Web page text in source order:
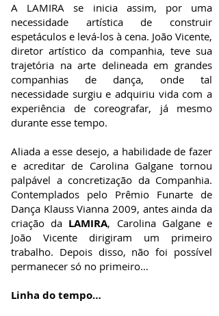
A LAMIRA se inicia assim, por uma
necessidade artística de construir
espetáculos e levá-los à cena. João Vicente,
diretor artístico da companhia, teve sua
trajetória na arte delineada em grandes
companhias de dança, onde tal
necessidade surgiu e adquiriu vida com a
experiência de coreografar, já mesmo
durante esse tempo.
Aliada a esse desejo, a habilidade de fazer
e acreditar de Carolina Galgane tornou
palpável a concretização da Companhia.
Contemplados pelo Prêmio Funarte de
Dança Klauss Vianna 2009, antes ainda da
criação da LAMIRA, Carolina Galgane e
João Vicente dirigiram um primeiro
trabalho. Depois disso, não foi possível
permanecer só no primeiro…
Linha do tempo…